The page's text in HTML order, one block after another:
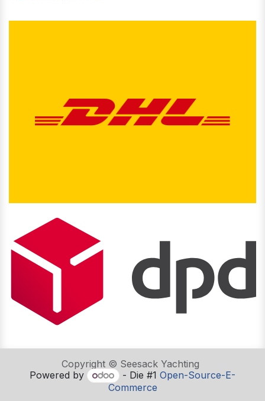
Copyright © Seesack Yachting
Powered by
- Die #1 Open-Source-E-
Commerce